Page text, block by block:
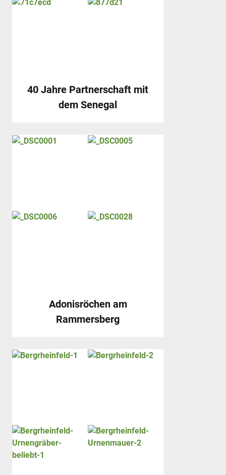
40 Jahre Partnerschaft mit
dem Senegal
Adonisröchen am
Rammersberg